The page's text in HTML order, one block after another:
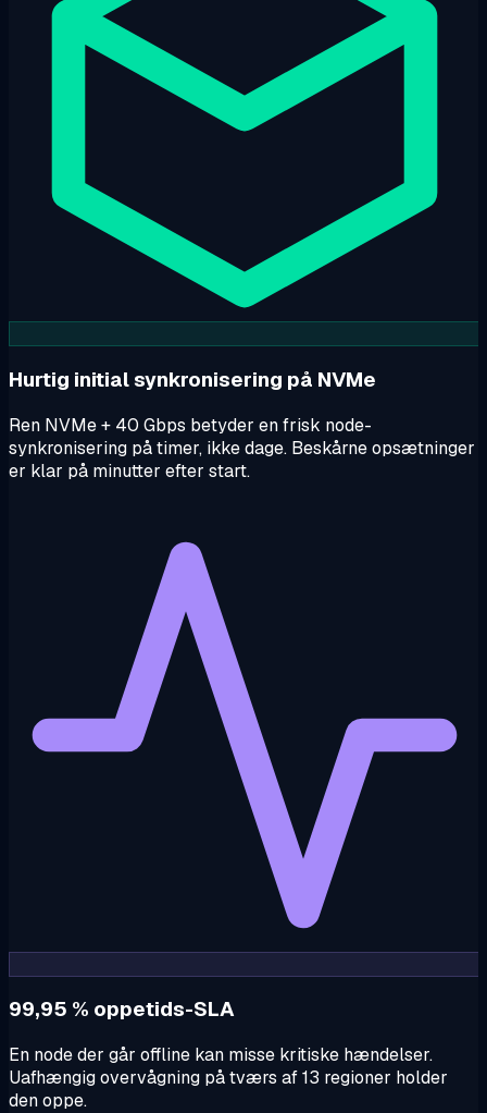
Hurtig initial synkronisering på NVMe
Ren NVMe + 40 Gbps betyder en frisk node-
synkronisering på timer, ikke dage. Beskårne opsætninger
er klar på minutter efter start.
99,95 % oppetids-SLA
En node der går offline kan misse kritiske hændelser.
Uafhængig overvågning på tværs af 13 regioner holder
den oppe.